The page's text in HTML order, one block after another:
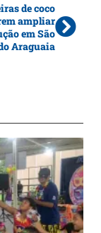
de coco
ampliar
em São
Araguaia